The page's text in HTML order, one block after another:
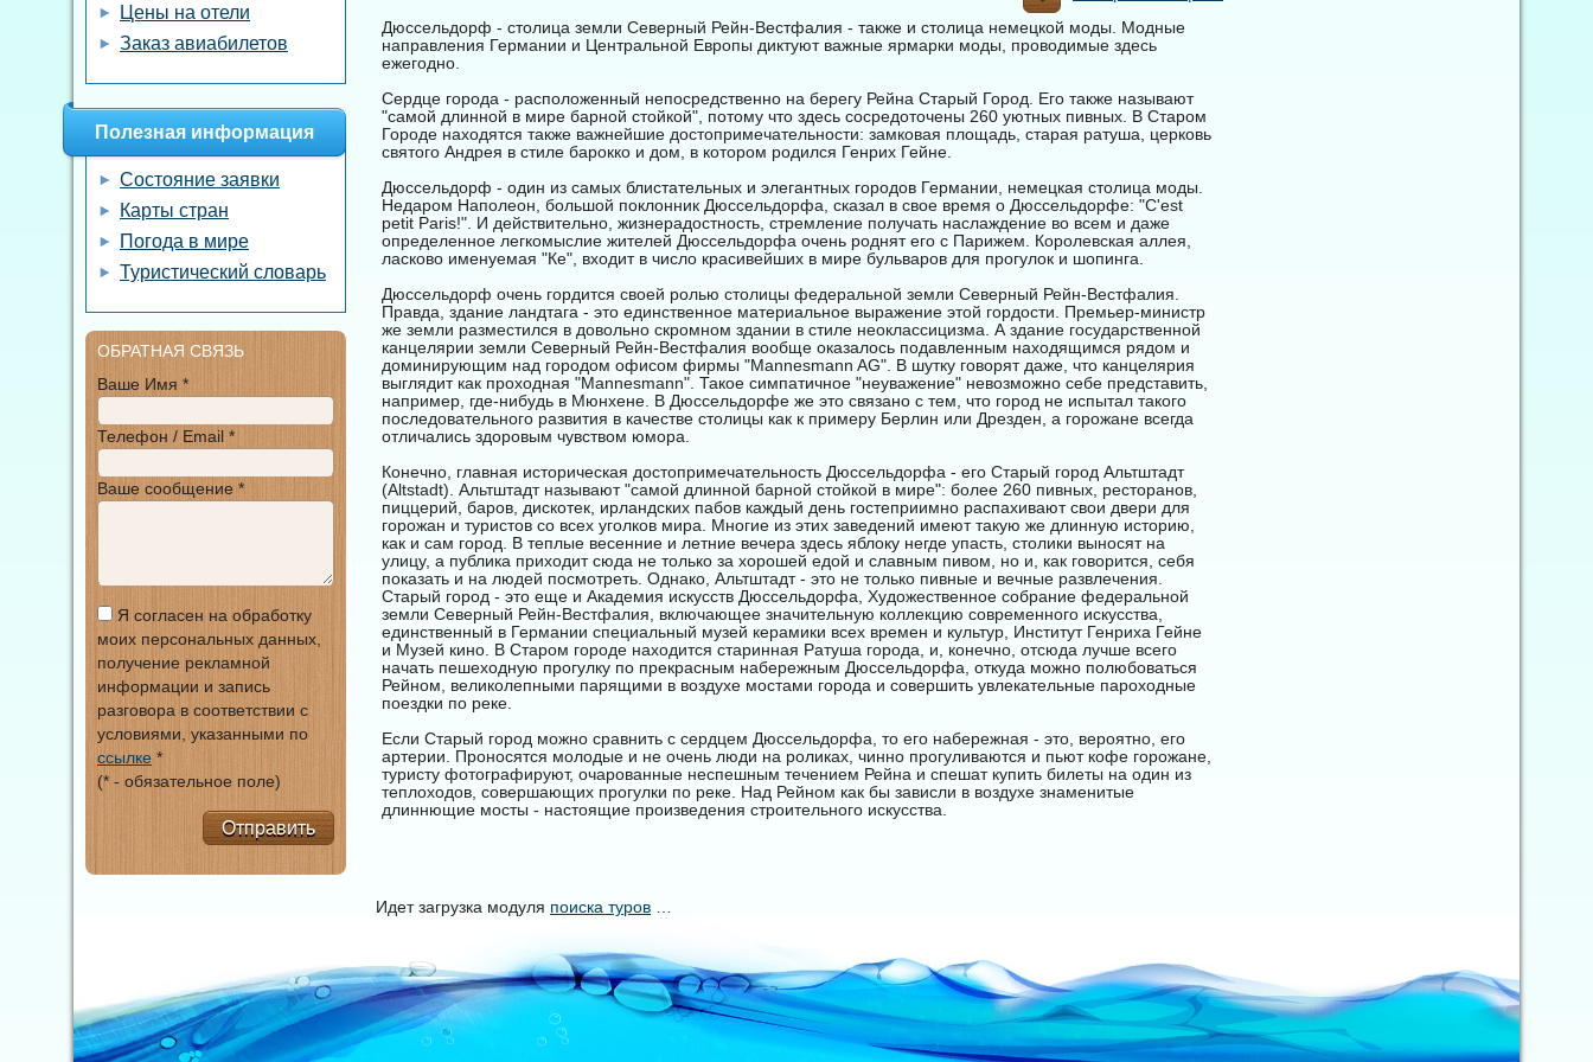
Дюссельдорф - столица земли Северный Рейн-Вестфалия - также и столица немецкой моды. Модные
направления Германии и Центральной Европы диктуют важные ярмарки моды, проводимые здесь
ежегодно.
Сердце города - расположенный непосредственно на берегу Рейна Старый Город. Его также называют
"самой длинной в мире барной стойкой", потому что здесь сосредоточены 260 уютных пивных. В Старом
Городе находятся также важнейшие достопримечательности: замковая площадь, старая ратуша, церковь
святого Андрея в стиле барокко и дом, в котором родился Генрих Гейне.
Дюссельдорф - один из самых блистательных и элегантных городов Германии, немецкая столица моды.
Недаром Наполеон, большой поклонник Дюссельдорфа, сказал в свое время о Дюссельдорфе: "C'est
petit Paris!". И действительно, жизнерадостность, стремление получать наслаждение во всем и даже
определенное легкомыслие жителей Дюссельдорфа очень роднят его с Парижем. Королевская аллея,
ласково именуемая "Ке", входит в число красивейших в мире бульваров для прогулок и шопинга.
Дюссельдорф очень гордится своей ролью столицы федеральной земли Северный Рейн-Вестфалия.
Правда, здание ландтага - это единственное материальное выражение этой гордости. Премьер-министр
же земли разместился в довольно скромном здании в стиле неоклассицизма. А здание государственной
канцелярии земли Северный Рейн-Вестфалия вообще оказалось подавленным находящимся рядом и
доминирующим над городом офисом фирмы "Mannesmann AG". В шутку говорят даже, что канцелярия
выглядит как проходная "Mannesmann". Такое симпатичное "неуважение" невозможно себе представить,
например, где-нибудь в Мюнхене. В Дюссельдорфе же это связано с тем, что город не испытал такого
последовательного развития в качестве столицы как к примеру Берлин или Дрезден, а горожане всегда
отличались здоровым чувством юмора.
Конечно, главная историческая достопримечательность Дюссельдорфа - его Старый город Альтштадт
(Altstadt). Альтштадт называют "самой длинной барной стойкой в мире": более 260 пивных, ресторанов,
пиццерий, баров, дискотек, ирландских пабов каждый день гостеприимно распахивают свои двери для
горожан и туристов со всех уголков мира. Многие из этих заведений имеют такую же длинную историю,
как и сам город. В теплые весенние и летние вечера здесь яблоку негде упасть, столики выносят на
улицу, а публика приходит сюда не только за хорошей едой и славным пивом, но и, как говорится, себя
показать и на людей посмотреть. Однако, Альтштадт - это не только пивные и вечные развлечения.
Старый город - это еще и Академия искусств Дюссельдорфа, Художественное собрание федеральной
земли Северный Рейн-Вестфалия, включающее значительную коллекцию современного искусства,
единственный в Германии специальный музей керамики всех времен и культур, Институт Генриха Гейне
и Музей кино. В Старом городе находится старинная Ратуша города, и, конечно, отсюда лучше всего
начать пешеходную прогулку по прекрасным набережным Дюссельдорфа, откуда можно полюбоваться
Рейном, великолепными парящими в воздухе мостами города и совершить увлекательные пароходные
поездки по реке.
Если Старый город можно сравнить с сердцем Дюссельдорфа, то его набережная - это, вероятно, его
артерии. Проносятся молодые и не очень люди на роликах, чинно прогуливаются и пьют кофе горожане,
туристу фотографируют, очарованные неспешным течением Рейна и спешат купить билеты на один из
теплоходов, совершающих прогулки по реке. Над Рейном как бы зависли в воздухе знаменитые
длиннющие мосты - настоящие произведения строительного искусства.
Цены на отели
Заказ авиабилетов
Полезная информация
Состояние заявки
Карты стран
Погода в мире
Туристический словарь
ОБРАТНАЯ СВЯЗЬ
Ваше Имя *
Телефон / Email *
Ваше сообщение *
Я согласен на обработку
моих персональных данных,
получение рекламной
информации и запись
разговора в соответствии с
условиями, указанными по
ссылке *
(* - обязательное поле)
Отправить
Идет загрузка модуля поиска туров